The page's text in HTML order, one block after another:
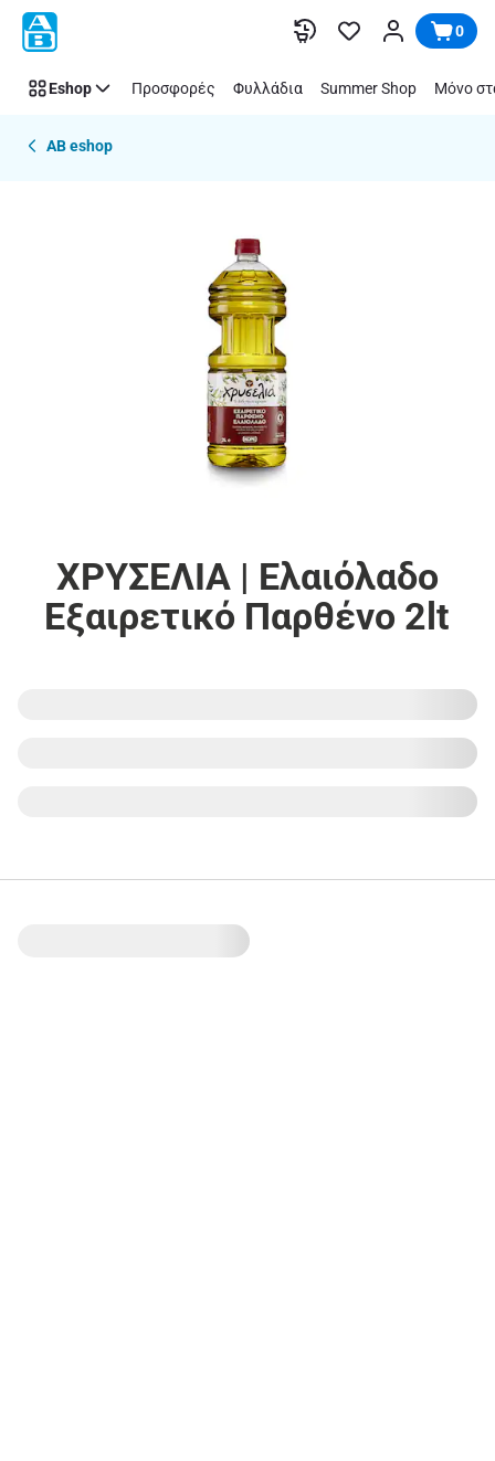
Παράλειψη 0
Eshop Προσφορές Φυλλάδια Summer Shop Μόνο
AB eshop
ΧΡΥΣΕΛΙΑ | Ελαιόλαδο
Εξαιρετικό Παρθένο 2lt